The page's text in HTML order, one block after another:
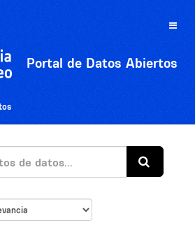
Toggle
Portal de Datos Abiertos